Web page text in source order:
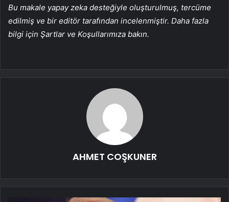
Bu makale yapay zeka desteğiyle oluşturulmuş, tercüme
edilmiş ve bir editör tarafından incelenmiştir. Daha fazla
bilgi için Şartlar ve Koşullarımıza bakın.
AHMET COŞKUNER